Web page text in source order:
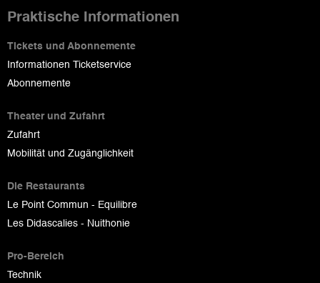
Praktische Informationen
Tickets und Abonnemente
Informationen Ticketservice
Abonnemente
Theater und Zufahrt
Zufahrt
Mobilität und Zugänglichkeit
Die Restaurants
Le Point Commun - Equilibre
Les Didascalies - Nuithonie
Pro-Bereich
Technik